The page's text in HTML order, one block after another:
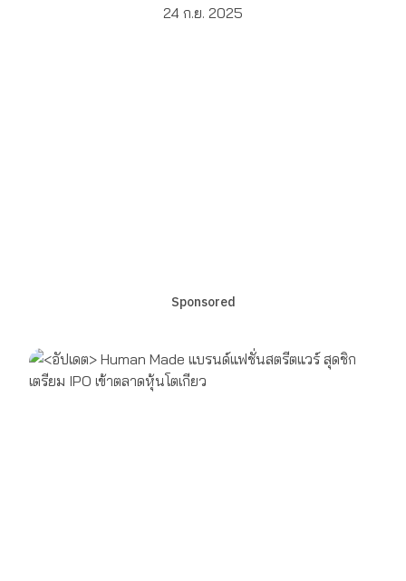
24 ก.ย. 2025
Sponsored